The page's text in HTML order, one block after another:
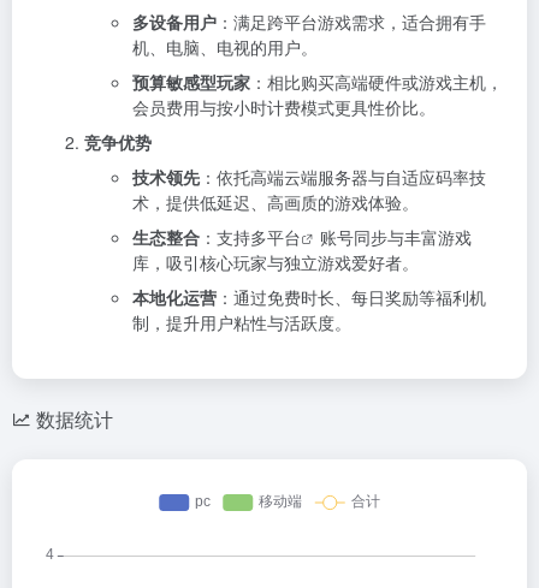
多设备用户 ：满足跨平台游戏需求，适合拥有手
机、电脑、电视的用户。
预算敏感型玩家 ：相比购买高端硬件或游戏主机，
会员费用与按小时计费模式更具性价比。
竞争优势
技术领先 ：依托高端云端服务器与自适应码率技
术，提供低延迟、高画质的游戏体验。
生态整合 ：支持多平台
账号同步与丰富游戏
库，吸引核心玩家与独立游戏爱好者。
本地化运营 ：通过免费时长、每日奖励等福利机
制，提升用户粘性与活跃度。
数据统计